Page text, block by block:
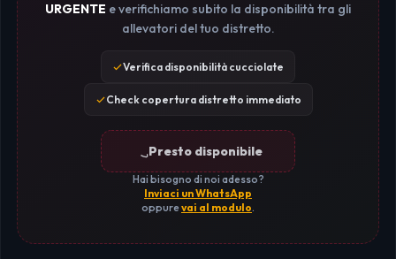
URGENTE e verifichiamo subito la disponibilità tra gli
allevatori del tuo distretto.
Verifica disponibilità cucciolate
Check copertura distretto immediato
Presto disponibile
Hai bisogno di noi adesso?
Inviaci un WhatsApp
oppurevai al modulo.